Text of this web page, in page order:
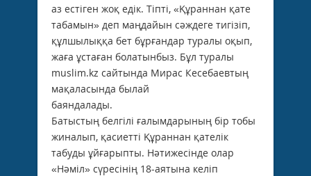
аз естіген жоқ едік. Тіпті, «Құраннан қате
табамын» деп маңдайын сәждеге тигізіп,
құлшылыққа бет бұрғандар туралы оқып,
жаға ұстаған болатынбыз. Бұл туралы
muslim.kz сайтында Мирас Кесебаевтың
мақаласында былай
баяндалады.
Батыстың белгілі ғалымдарының бір тобы
жиналып, қасиетті Құраннан қателік
табуды ұйғарыпты. Нәтижесінде олар
«Нәміл» сүресінің 18-аятына келіп